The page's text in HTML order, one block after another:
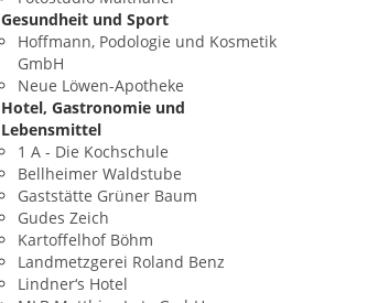
Gesundheit und Sport
Hoffmann, Podologie und Kosmetik
GmbH
Neue Löwen-Apotheke
Hotel, Gastronomie und
Lebensmittel
1 A - Die Kochschule
Bellheimer Waldstube
Gaststätte Grüner Baum
Gudes Zeich
Kartoffelhof Böhm
Landmetzgerei Roland Benz
Lindner‘s Hotel